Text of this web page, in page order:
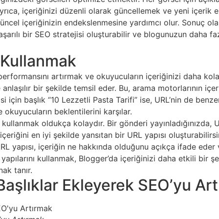
içeriğinizi düzenli olarak güncellemek ve yeni içerik
içeriğinizin endekslenmesine yardımcı olur. Sonuç
bir SEO stratejisi oluşturabilir ve blogunuzun daha
artırmak ve okuyucuların içeriğinizi daha
bir şekilde temsil eder. Bu, arama motorlarının
başlık “10 Lezzetli Pasta Tarifi” ise, URL’nin de
beklentilerini karşılar.
oldukça kolaydır. Bir gönderi yayınladığınızda,
en iyi şekilde yansıtan bir URL yapısı
içeriğin ne hakkında olduğunu açıkça ifade eder
kullanmak, Blogger’da içeriğinizi daha etkili bir
tanır.
Ekleyerek SEO’yu